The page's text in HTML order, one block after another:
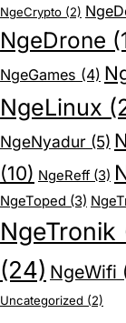
NgeCrypto(2)
NgeDrone
NgeGames (4)
NgeLinux
NgeNyadur(5)
(10) NgeReff(3)
NgeToped (3)
NgeTronik
(24) NgeWifi
Uncategorized (2)